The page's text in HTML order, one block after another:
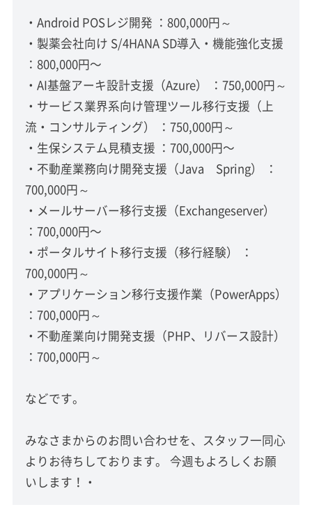
・Android POSレジ開発 ：800,000円～
・製薬会社向け S/4HANA SD導入・機能強化支援
：800,000円〜
・AI基盤アーキ設計支援（Azure） ：750,000円～
・サービス業界系向け管理ツール移行支援（上
流・コンサルティング） ：750,000円～
・生保システム見積支援 ：700,000円〜
・不動産業務向け開発支援（Java Spring） ：
700,000円～
・メールサーバー移行支援（Exchangeserver）
：700,000円〜
・ポータルサイト移行支援（移行経験） ：
700,000円～
・アプリケーション移行支援作業（PowerApps）
：700,000円～
・不動産業向け開発支援（PHP、リバース設計）
：700,000円～
などです。
みなさまからのお問い合わせを、スタッフ一同心
よりお待ちしております。 今週もよろしくお願
いします！・